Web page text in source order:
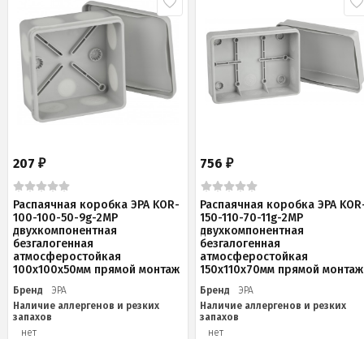
207 ₽
Распаячная коробка ЭРА KOR-
100-100-50-9g-2MP
двухкомпонентная
безгалогенная
атмосферостойкая
100х100х50мм прямой монтаж
Бренд
ЭРА
Наличие аллергенов и резких
запахов
нет
756₽
Распаячная коробка ЭРА
150-110-70-11g-2MP
двухкомпонентная
безгалогенная
атмосферостойкая
150х110х70мм прямой монтаж
Бренд
ЭРА
Наличие аллергенов и резких
запахов
нет